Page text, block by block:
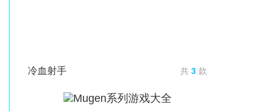
冷血射手 共 3 款